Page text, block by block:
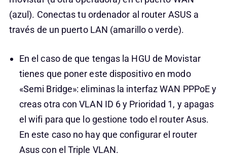
(azul). Conectas tu ordenador al router ASUS a
través de un puerto LAN (amarillo o verde).
En el caso de que tengas la HGU de Movistar
tienes que poner este dispositivo en modo
«Semi Bridge»: eliminas la interfaz WAN PPPoE y
creas otra con VLAN ID 6 y Prioridad 1, y apagas
el wifi para que lo gestione todo el router Asus.
En este caso no hay que configurar el router
Asus con el Triple VLAN.